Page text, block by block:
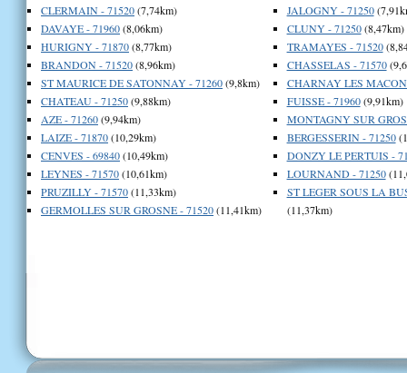
CLERMAIN - 71520(7,74km)
DAVAYE - 71960(8,06km)
HURIGNY - 71870(8,77km)
BRANDON - 71520(8,96km)
ST MAURICE DE SATONNAY - 71260(9,8km)
CHATEAU - 71250(9,88km)
AZE - 71260(9,94km)
LAIZE - 71870(10,29km)
CENVES - 69840(10,49km)
LEYNES - 71570(10,61km)
PRUZILLY - 71570(11,33km)
GERMOLLES SUR GROSNE - 71520(11,41km)
JALOGNY - 71250
CLUNY - 71250(8,47km)
TRAMAYES - 71520
CHASSELAS - 71570
CHARNAY LES
FUISSE - 71960(9,91km)
MONTAGNY SUR
BERGESSERIN - 71250
DONZY LE PERTUIS -
LOURNAND - 71250
ST LEGER SOUS LA
(11,37km)